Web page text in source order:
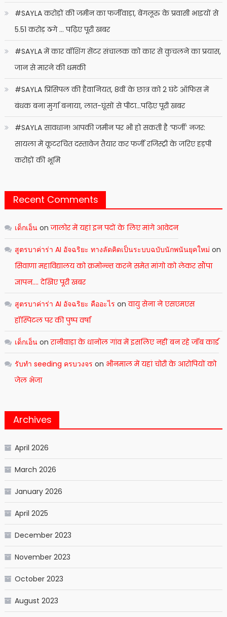
#SAYLA करोड़ों की जमीन का फर्जीवाड़ा, बेंगलूरु के प्रवासी भाइयों से
5.51 करोड़ ठगे … पढ़िए पूरी खबर
#SAYLA में कार वॉशिंग सेंटर संचालक को कार से कुचलने का प्रयास,
जान से मारने की धमकी
#SAYLA प्रिंसिपल की हैवानियत, 8वीं के छात्र को 2 घंटे ऑफिस में
बंधक बना मुर्गा बनाया, लात-घूंसों से पीटा…पढ़िए पूरी खबर
#SAYLA सावधान! आपकी जमीन पर भी हो सकती है ‘फर्जी’ नजर:
सायला में कूटरचित दस्तावेज तैयार कर फर्जी रजिस्ट्री के जरिए हड़पी
करोड़ों की भूमि
Recent Comments
เด็กเอ็นonजालोर में यहां इन पदों के लिए मांगे आवेदन
สูตรบาค่าร่า AI อัจฉริยะ ทางลัดคิดเป็นระบบฉบับนักพนันยุคใหม่ on
सिवाणा महाविद्यालय को क्रमोन्न्त करने समेत मांगो को लेकर सौंपा
ज्ञापन…. देखिए पूरी खबर
สูตรบาค่าร่า AI อัจฉริยะ คืออะไร onवायु सेना ने एसएमएस
हॉस्पिटल पर की पुष्प वर्षा
เด็กเอ็นonरानीवाड़ा के धानोल गांव में इसलिए नहीं बन रहे जॉब कार्ड
รับทำ seeding ครบวงจร on भीनमाल में यहां चोरी के आरोपियों को
जेल भेजा
Archives
April 2026
March 2026
January 2026
April 2025
December 2023
November 2023
October 2023
August 2023